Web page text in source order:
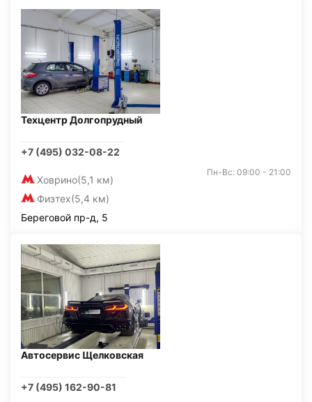
Техцентр Долгопрудный
+7 (495) 032-08-22
Ховрино(5,1 км)
Физтех(5,4 км)
Пн-Вс: 09:00 - 21:00
Береговой пр-д, 5
Автосервис Щелковская
+7 (495) 162-90-81